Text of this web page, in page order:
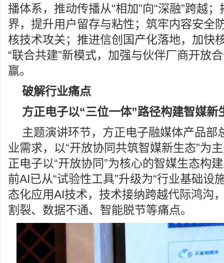
播体系，推动传播从“相加”向“深融”跨越；
界，提升用户留存与粘性；筑牢内容安全
核技术攻关；推进信创国产化落地，加快
“联合共建”新模式，加强与伙伴厂商开放
赢。
破解行业痛点
方正电子以“三位一体”路径构建智媒新
主题演讲环节，方正电子融媒体产品部
业需求，以“开放协同共筑智媒新生态”为
正电子以“开放协同”为核心的智媒生态构
前AI已从“试验性工具”升级为“行业基础设
态化应用AI技术，技术接纳跨越代际鸿沟
割裂、数据不通、智能脱节等痛点。